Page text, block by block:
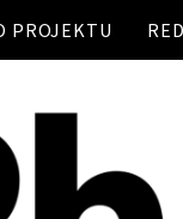
PROJEKTU